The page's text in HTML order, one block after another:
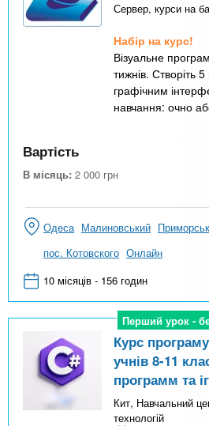
Сервер, курси на
Набір на курс!
Візуальне
тижнів. Створіть
графічним
навчання: очно
Вартість
В місяць: 2 000 грн
Одеса Малиновський
пос. Котовского Онлайн
10 місяців - 156 годин
Перший урок -
Перший урок -
Курс
учнів 8-11
программ та
Кит, Навчальний
технологій